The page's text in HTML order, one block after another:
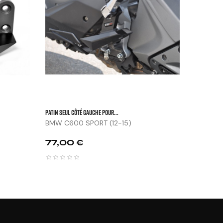

Patin Seul Côté Gauche Pour...
BMW C600 SPORT (12-15)
Prix
77,00 €